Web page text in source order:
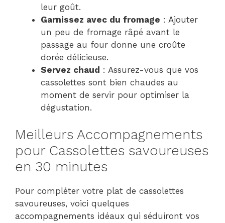
leur goût.
Garnissez avec du fromage : Ajouter
un peu de fromage râpé avant le
passage au four donne une croûte
dorée délicieuse.
Servez chaud : Assurez-vous que vos
cassolettes sont bien chaudes au
moment de servir pour optimiser la
dégustation.
Meilleurs Accompagnements
pour Cassolettes savoureuses
en 30 minutes
Pour compléter votre plat de cassolettes
savoureuses, voici quelques
accompagnements idéaux qui séduiront vos